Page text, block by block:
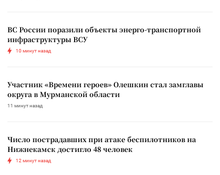
ВС России поразили объекты энерго-транспортной
инфраструктуры ВСУ
10 минут назад
Участник «Времени героев» Олешкин стал замглавы
округа в Мурманской области
11 минут назад
Число пострадавших при атаке беспилотников на
Нижнекамск достигло 48 человек
12 минут назад